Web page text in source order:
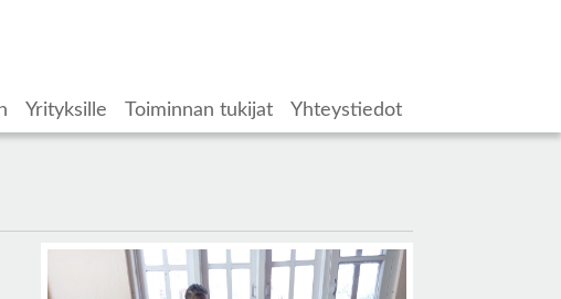
Yrityksille Toiminnan tukijat Yhteystiedot